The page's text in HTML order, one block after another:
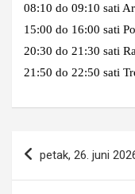
08:10 do 09:10 sati
15:00 do 16:00 sati
20:30 do 21:30 sati
21:50 do 22:50 sati
članaka
petak, 26. juni